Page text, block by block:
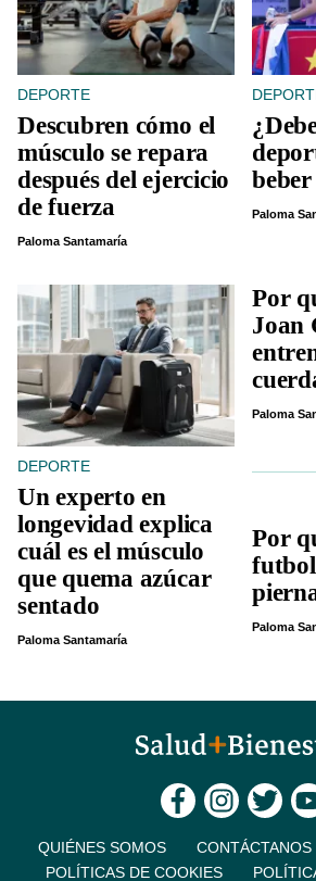
DEPORTE
Descubren cómo el
músculo se repara
después del ejercicio
de fuerza
Paloma Santamaría
Paloma
DEPORTE
Un experto en
longevidad explica
cuál es el músculo
que quema azúcar
sentado
Paloma Santamaría
Por
Joan
Paloma
Por
Paloma
QUIÉNES SOMOS CONTÁCTANOS
POLÍTICAS DE COOKIES